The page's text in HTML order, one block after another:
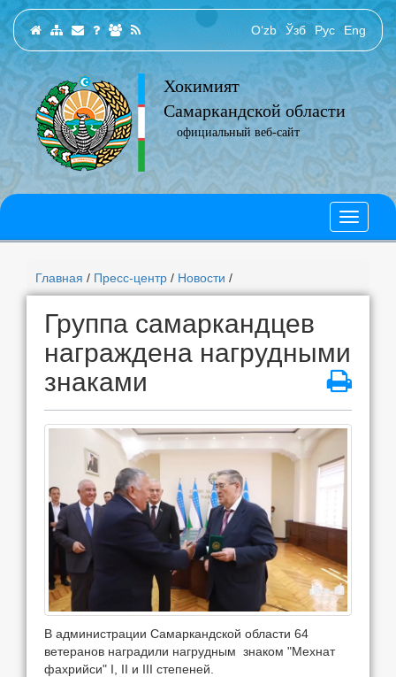
O‘zb Ўзб Рус Eng
Хокимият
Самаркандской области
официальный веб-сайт
Главная / Пресс-центр / Новости /
Группа самаркандцев
награждена нагрудными
знаками
В администрации Самаркандской области 64
ветеранов наградили нагрудным знаком "Мехнат
фахрийси" I, II и III степеней.